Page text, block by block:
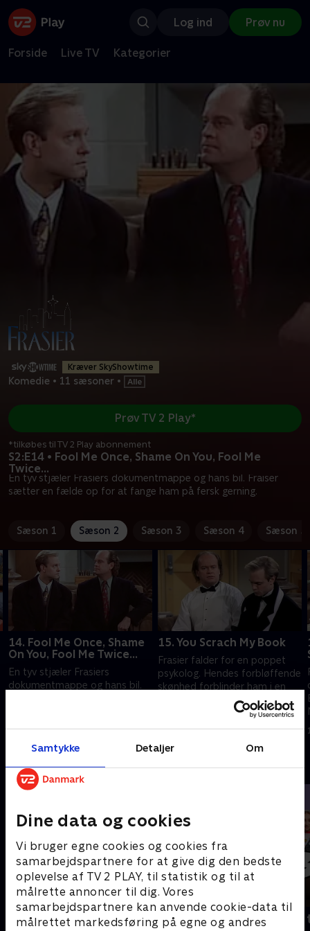
Samtykke Detaljer Om
Dine data og cookies
Vi bruger egne cookies og cookies fra
samarbejdspartnere for at give dig den bedste
oplevelse af TV 2 PLAY, til statistik og til at
målrette annoncer til dig. Vores
samarbejdspartnere kan anvende cookie-data til
målrettet markedsføring på egne og andres
Log ind Prøv nu
Forside Live TV Kategorier
Kræver SkyShowtime
Komedie • 11 sæsoner •
S2:E14 • Fool Me Once, Shame On You, Fool Me
Twice...
En tyv stjæler Frasiers dokumentmappe og hans bil. Fraiser
sætter en fælde op for at fange ham på fersk gerning.
Prøv TV 2 Play*
*tilkøbes til TV 2 Play abonnement
Sæson 1 Sæson 2 Sæson 3 Sæson 4 Sæson 5
14. Fool Me Once, Shame
On You, Fool Me Twice...
En tyv stjæler Frasiers
dokumentmappe og hans bil.
1. juli 2021 • 21 min
15. You Scrach My Book
Frasier falder for en poppet
psykolog. Hendes forbløffende
skønhed forblinder ham i en
sådan grad, at han ikke
respekterer hendes new age-
Andre så også
Robssons (dansk tale) Bert (dansk